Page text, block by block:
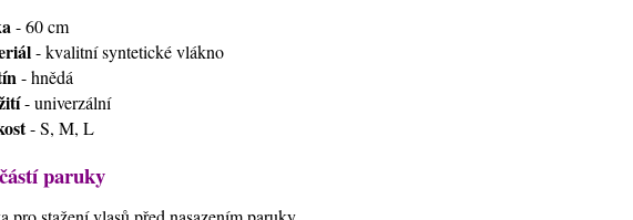
- 60 cm
- kvalitní syntetické vlákno
- hnědá
- univerzální
- S, M, L
paruky